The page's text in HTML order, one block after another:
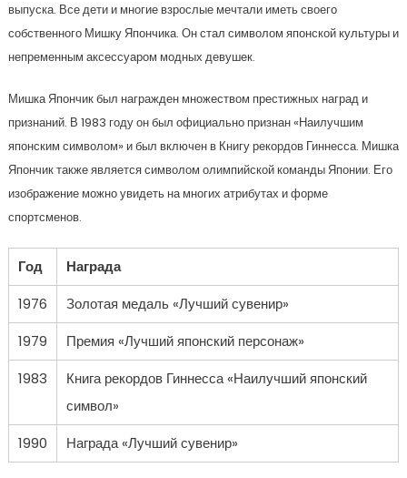
выпуска. Все дети и многие взрослые мечтали иметь своего
собственного Мишку Япончика. Он стал символом японской культуры и
непременным аксессуаром модных девушек.
Мишка Япончик был награжден множеством престижных наград и
признаний. В 1983 году он был официально признан «Наилучшим
японским символом» и был включен в Книгу рекордов Гиннесса. Мишка
Япончик также является символом олимпийской команды Японии. Его
изображение можно увидеть на многих атрибутах и форме
спортсменов.
Год
Награда
1976
Золотая медаль «Лучший сувенир»
1979
Премия «Лучший японский персонаж»
1983
Книга рекордов Гиннесса «Наилучший японский
символ»
1990
Награда «Лучший сувенир»